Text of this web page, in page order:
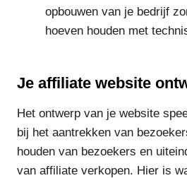
opbouwen van je bedrijf
hoeven houden met
Je affiliate website
Het ontwerp van je website
bij het aantrekken van
houden van bezoekers en
van affiliate verkopen. Hier is